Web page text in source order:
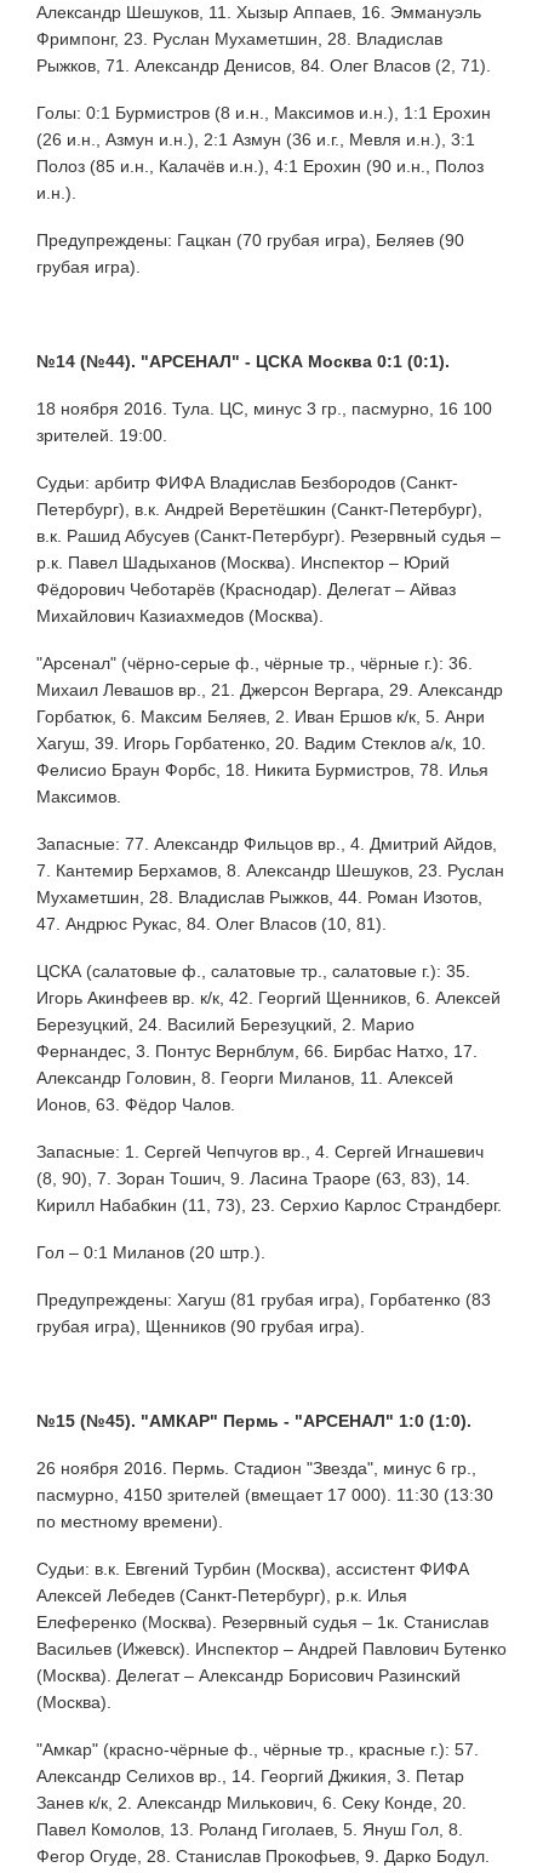
Александр Шешуков, 11. Хызыр Аппаев, 16. Эммануэль
Фримпонг, 23. Руслан Мухаметшин, 28. Владислав
Рыжков, 71. Александр Денисов, 84. Олег Власов (2, 71).
Голы: 0:1 Бурмистров (8 и.н., Максимов и.н.), 1:1 Ерохин
(26 и.н., Азмун и.н.), 2:1 Азмун (36 и.г., Мевля и.н.), 3:1
Полоз (85 и.н., Калачёв и.н.), 4:1 Ерохин (90 и.н., Полоз
и.н.).
Предупреждены: Гацкан (70 грубая игра), Беляев (90
грубая игра).
№14 (№44). "АРСЕНАЛ" - ЦСКА Москва 0:1 (0:1).
18 ноября 2016. Тула. ЦС, минус 3 гр., пасмурно, 16 100
зрителей. 19:00.
Судьи: арбитр ФИФА Владислав Безбородов (Санкт-
Петербург), в.к. Андрей Веретёшкин (Санкт-Петербург),
в.к. Рашид Абусуев (Санкт-Петербург). Резервный судья –
р.к. Павел Шадыханов (Москва). Инспектор – Юрий
Фёдорович Чеботарёв (Краснодар). Делегат – Айваз
Михайлович Казиахмедов (Москва).
"Арсенал" (чёрно-серые ф., чёрные тр., чёрные г.): 36.
Михаил Левашов вр., 21. Джерсон Вергара, 29. Александр
Горбатюк, 6. Максим Беляев, 2. Иван Ершов к/к, 5. Анри
Хагуш, 39. Игорь Горбатенко, 20. Вадим Стеклов а/к, 10.
Фелисио Браун Форбс, 18. Никита Бурмистров, 78. Илья
Максимов.
Запасные: 77. Александр Фильцов вр., 4. Дмитрий Айдов,
7. Кантемир Берхамов, 8. Александр Шешуков, 23. Руслан
Мухаметшин, 28. Владислав Рыжков, 44. Роман Изотов,
47. Андрюс Рукас, 84. Олег Власов (10, 81).
ЦСКА (салатовые ф., салатовые тр., салатовые г.): 35.
Игорь Акинфеев вр. к/к, 42. Георгий Щенников, 6. Алексей
Березуцкий, 24. Василий Березуцкий, 2. Марио
Фернандес, 3. Понтус Вернблум, 66. Бирбас Натхо, 17.
Александр Головин, 8. Георги Миланов, 11. Алексей
Ионов, 63. Фёдор Чалов.
Запасные: 1. Сергей Чепчугов вр., 4. Сергей Игнашевич
(8, 90), 7. Зоран Тошич, 9. Ласина Траоре (63, 83), 14.
Кирилл Набабкин (11, 73), 23. Серхио Карлос Страндберг.
Гол – 0:1 Миланов (20 штр.).
Предупреждены: Хагуш (81 грубая игра), Горбатенко (83
грубая игра), Щенников (90 грубая игра).
№15 (№45). "АМКАР" Пермь - "АРСЕНАЛ" 1:0 (1:0).
26 ноября 2016. Пермь. Стадион "Звезда", минус 6 гр.,
пасмурно, 4150 зрителей (вмещает 17 000). 11:30 (13:30
по местному времени).
Судьи: в.к. Евгений Турбин (Москва), ассистент ФИФА
Алексей Лебедев (Санкт-Петербург), р.к. Илья
Елеференко (Москва). Резервный судья – 1к. Станислав
Васильев (Ижевск). Инспектор – Андрей Павлович Бутенко
(Москва). Делегат – Александр Борисович Разинский
(Москва).
"Амкар" (красно-чёрные ф., чёрные тр., красные г.): 57.
Александр Селихов вр., 14. Георгий Джикия, 3. Петар
Занев к/к, 2. Александр Милькович, 6. Секу Конде, 20.
Павел Комолов, 13. Роланд Гиголаев, 5. Януш Гол, 8.
Фегор Огуде, 28. Станислав Прокофьев, 9. Дарко Бодул.